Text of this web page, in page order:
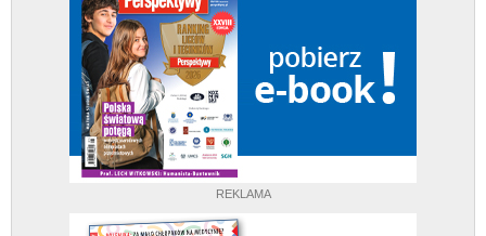
REKLAMA